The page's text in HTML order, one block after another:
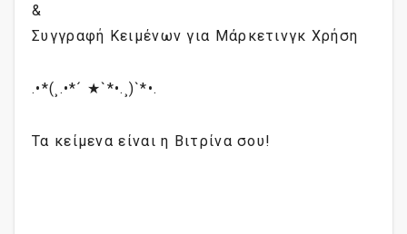
&
Συγγραφή Κειμένων για Μάρκετινγκ Χρήση
.•*(¸.•*´ ★`*•.¸)`*•.
Τα κείμενα είναι η Βιτρίνα σου!